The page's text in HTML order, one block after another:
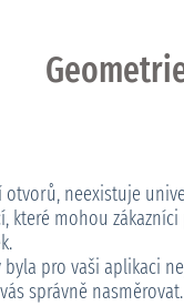
neexistuje
které mohou
pro vaši aplikaci
správně nasměrovat.